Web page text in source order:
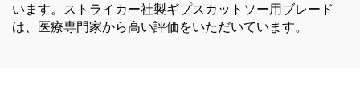
います。ストライカー社製ギプスカットソー用ブレード
は、医療専門家から高い評価をいただいています。